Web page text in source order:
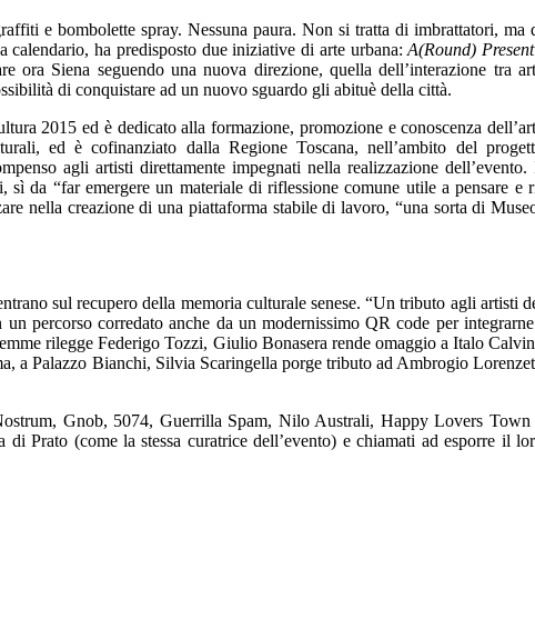
e bombolette spray. Nessuna paura. Non si tratta di imbrattatori, ma
calendario, ha predisposto due iniziative di arte urbana:A(Round)
Siena seguendo una nuova direzione, quella dell’interazione tra
di conquistare ad un nuovo sguardo gli abituè della città.
2015 ed è dedicato alla formazione, promozione e conoscenza
ed è cofinanziato dalla Regione Toscana, nell’ambito del
agli artisti direttamente impegnati nella realizzazione dell’evento.
da “far emergere un materiale di riflessione comune utile a pensare e
nella creazione di una piattaforma stabile di lavoro, “una sorta di
sul recupero della memoria culturale senese. “Un tributo agli artisti
percorso corredato anche da un modernissimo QR code per
rilegge Federigo Tozzi, Giulio Bonasera rende omaggio a Italo
a Palazzo Bianchi, Silvia Scaringella porge tributo ad Ambrogio
Gnob, 5074, Guerrilla Spam, Nilo Australi, Happy Lovers Town
Prato (come la stessa curatrice dell’evento) e chiamati ad esporre il